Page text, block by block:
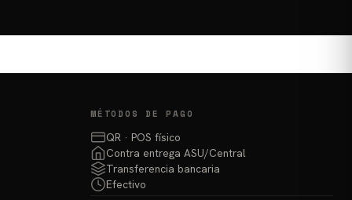
MÉTODOS DE PAGO
QR · POS físico
Contra entrega ASU/Central
Transferencia bancaria
Efectivo